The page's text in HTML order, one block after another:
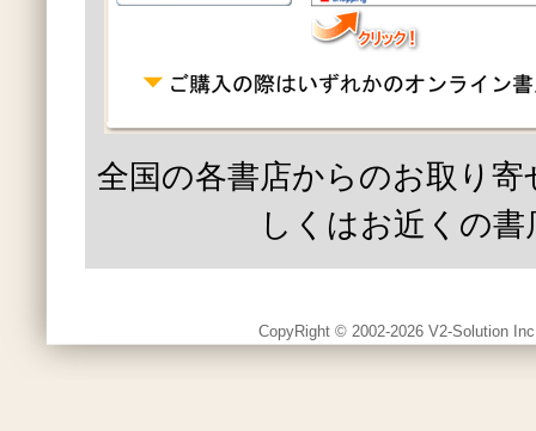
全国の各書店からのお取り
しくはお近くの書
CopyRight © 2002-2026 V2-Solution